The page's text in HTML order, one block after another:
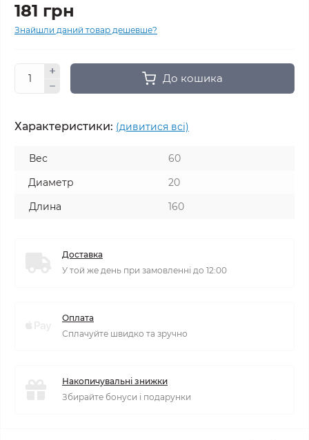
181 грн
Знайшли даний товар дешевше?
До кошика
Характеристики: (дивитися всі)
Вес
60
Диаметр
20
Длина
160
Доставка
У той же день при замовленні до 12:00
Оплата
Сплачуйте швидко та зручно
Накопичувальні знижки
Збирайте бонуси і подарунки